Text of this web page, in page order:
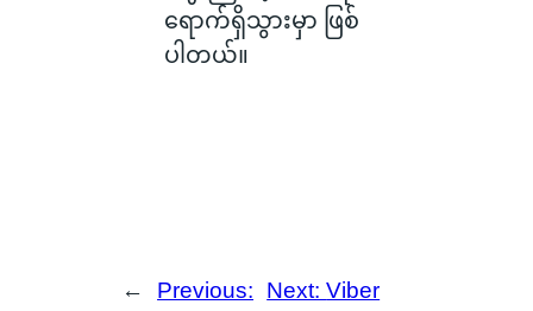
ရောက်ရှိသွားမှာ ဖြစ်
ပါတယ်။
←
Previous:
Next:Viber